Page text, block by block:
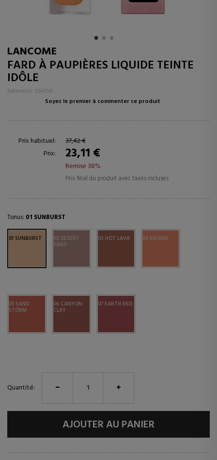
LANCOME
FARD À PAUPIÈRES LIQUIDE TEINTE
IDÔLE
Référence: 654558
Soyez le premier à commenter ce produit
Prix habituel:
37,42 €
Prix:
23,11 €
Remise 38%
Prix final du produit avec taxes incluses
Tonus: 01 SUNBURST
01 SUNBURST 02 DESERT
SAND
03 HOT LAVA 04 SIENNA
05 SAND
STORM
06 CANYON
CLAY
07 EARTH RED
Quantité:
AJOUTER AU PANIER